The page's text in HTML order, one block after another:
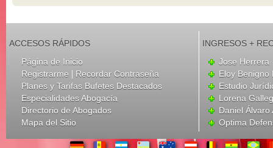
ACCESOS RÁPIDOS
Página de Inicio
Registrarme | Recordar Contraseña
Planes y Tarifas Bufetes Destacados
Especialidades Abogacía
Directorio de Abogados
Mapa del Sitio
INGRESOS +
Jose Herrera
Eloy Benigno
Estudio
Lorena
Daniel Álvaro
Optima